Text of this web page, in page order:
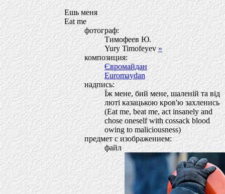
Ешь меня
Eat me
фотограф:
Тимофеев Ю.
Yury Timofeyev»
композиция:
Євромайдан
Euromaydan
надпись:
Їж мене, бий мене, шаленiй та вiд
лютi казацькою кров'ю захленись
(Eat me, beat me, act insanely and
chose oneself with cossack blood
owing to maliciousness)
предмет с изображением:
файл